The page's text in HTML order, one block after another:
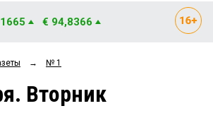
Рейтинги
€ 94,8366
→ № 1
Вторник